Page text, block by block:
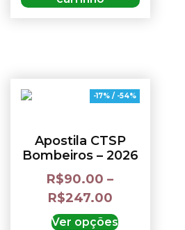
-17% / -54%
Apostila CTSP
Bombeiros – 2026
R$90.00 –
R$247.00
Ver opções